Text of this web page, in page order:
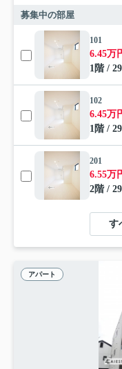
募集中の部屋
101
6.45万
1階 /
102
6.45万
1階 /
201
6.55万
2階 /
す
アパート